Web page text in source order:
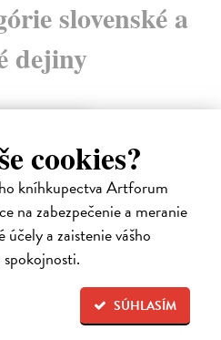
cookies?
kníhkupectva Artforum
na zabezpečenie a meranie
a zaistenie vášho
SÚHLASÍM
slovenské a
dejiny